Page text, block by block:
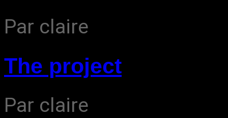
Par claire
The project
Par claire